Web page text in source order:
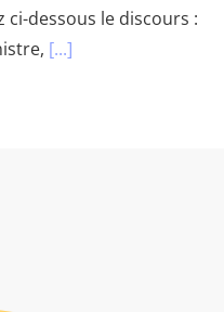
ci-dessous le discours :
[...]